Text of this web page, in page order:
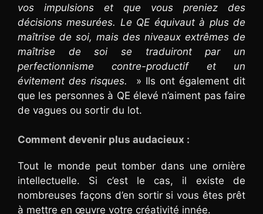
vos impulsions et que vous preniez des
décisions mesurées. Le QE équivaut à plus de
maîtrise de soi, mais des niveaux extrêmes de
maîtrise de soi se traduiront par un
perfectionnisme contre-productif et un
évitement des risques.
» Ils ont également dit
que les personnes à QE élevé n’aiment pas faire
de vagues ou sortir du lot.
Comment devenir plus audacieux :
Tout le monde peut tomber dans une ornière
intellectuelle. Si c’est le cas, il existe de
nombreuses façons d’en sortir si vous êtes prêt
à mettre en œuvre votre créativité innée.